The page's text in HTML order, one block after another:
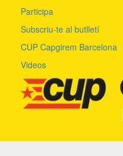
Participa
Subscriu-te al butlletí
CUP Capgirem Barcelona
Videos